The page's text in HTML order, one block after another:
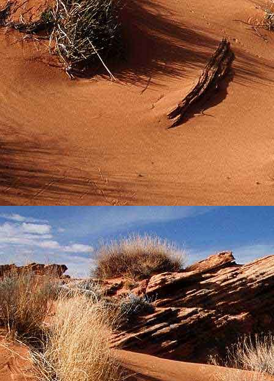
A
folyamatosan
benyújtása a je
történik mind
személyesen.
személyesen a
címen tudjátok
Kérelmeteket
amennyiben
ovi bejárata a
nyíló
Szeretettel
Elérhetőségek